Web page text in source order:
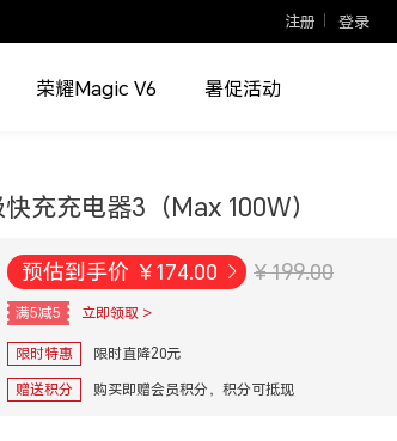
注册 登录
荣耀Magic V6 暑促活动
充充电器3（Max 100W）
预估到手价 ¥174.00 ¥ 199.00
满5减5 立即领取 >
限时特惠
限时直降20元
赠送积分
购买即赠会员积分，积分可抵现